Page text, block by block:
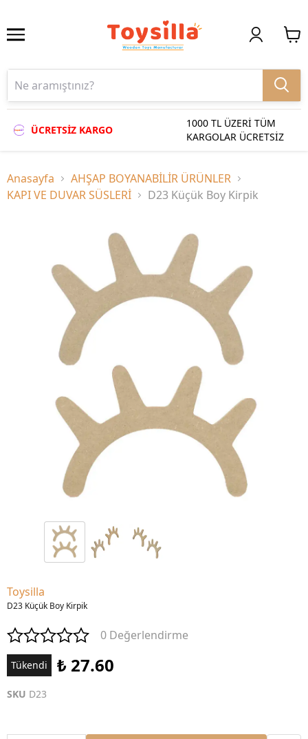
ÜCRETSİZ KARGO
1000 TL ÜZERİ TÜM
KARGOLAR ÜCRETSİZ
Anasayfa
AHŞAP BOYANABİLİR ÜRÜNLER
KAPI VE DUVAR SÜSLERİ
D23 Küçük Boy Kirpik
Toysilla
D23 Küçük Boy Kirpik
0 Değerlendirme
Tükendi ₺ 27.60
SKU D23